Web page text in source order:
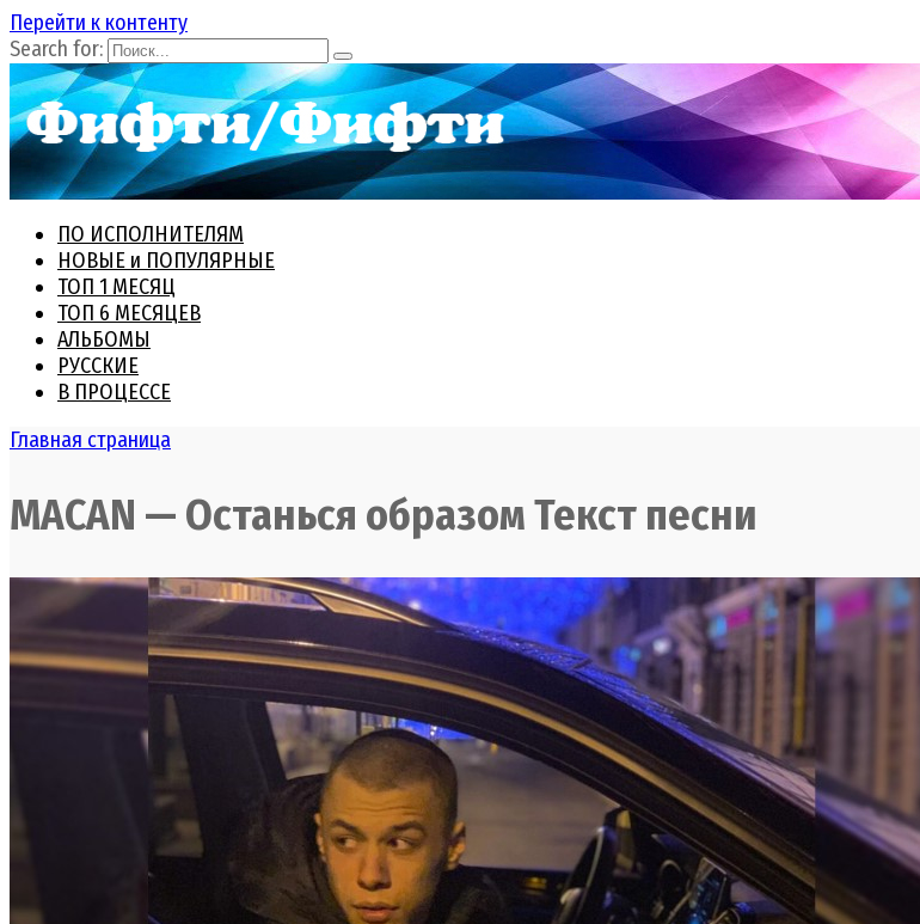
Перейти к контенту
Search for:
ПО ИСПОЛНИТЕЛЯМ
НОВЫЕ и ПОПУЛЯРНЫЕ
ТОП 1 МЕСЯЦ
ТОП 6 МЕСЯЦЕВ
АЛЬБОМЫ
РУССКИЕ
В ПРОЦЕССЕ
Главная страница
MACAN — Останься образом Текст песни